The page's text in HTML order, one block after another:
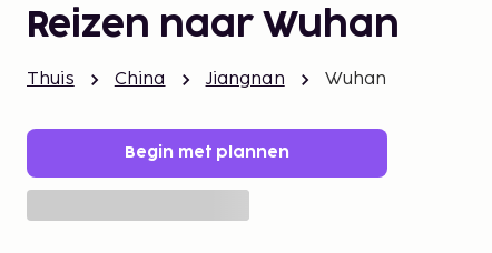
Reizen naar Wuhan
Thuis China Jiangnan Wuhan
Begin met plannen